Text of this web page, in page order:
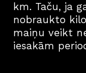
km. Taču, ja
nobraukto
maiņu veikt
iesakām